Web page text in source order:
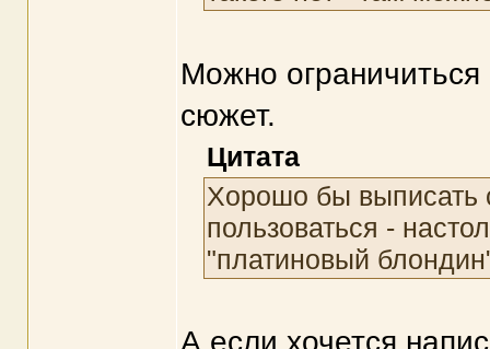
Можно
сюжет.
Цитата
Хорошо бы выписать
пользоваться -
"платиновый
А если хочется